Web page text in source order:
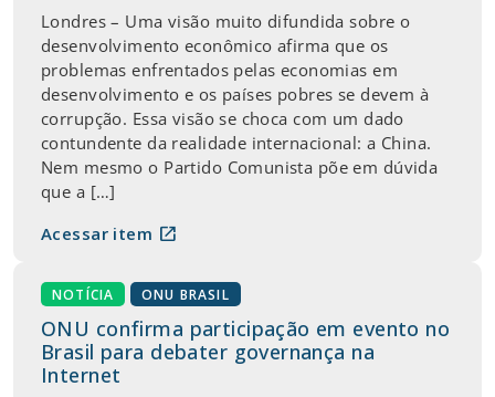
Londres – Uma visão muito difundida sobre o
desenvolvimento econômico afirma que os
problemas enfrentados pelas economias em
desenvolvimento e os países pobres se devem à
corrupção. Essa visão se choca com um dado
contundente da realidade internacional: a China.
Nem mesmo o Partido Comunista põe em dúvida
que a […]
Acessar item open_in_new
NOTÍCIA ONU BRASIL
ONU confirma participação em evento no
Brasil para debater governança na
Internet